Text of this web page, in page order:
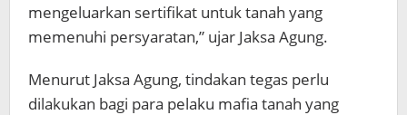
mengeluarkan sertifikat untuk tanah yang
memenuhi persyaratan,” ujar Jaksa Agung.
Menurut Jaksa Agung, tindakan tegas perlu
dilakukan bagi para pelaku mafia tanah yang